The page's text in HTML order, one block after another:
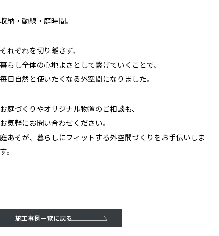
収納・動線・庭時間。
それぞれを切り離さず、
暮らし全体の心地よさとして繋げていくことで、
毎日自然と使いたくなる外空間になりました。
お庭づくりやオリジナル物置のご相談も、
お気軽にお問い合わせください。
庭あそが、暮らしにフィットする外空間づくりをお手伝いしま
す。
施工事例一覧に戻る